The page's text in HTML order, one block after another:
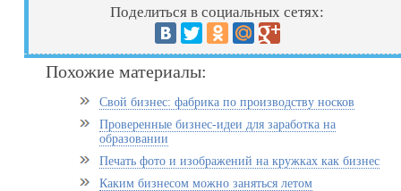
Поделиться в социальных сетях:
Похожие материалы:
Свой бизнес: фабрика по производству носков
Проверенные бизнес-идеи для заработка на
образовании
Печать фото и изображений на кружках как бизнес
Каким бизнесом можно заняться летом